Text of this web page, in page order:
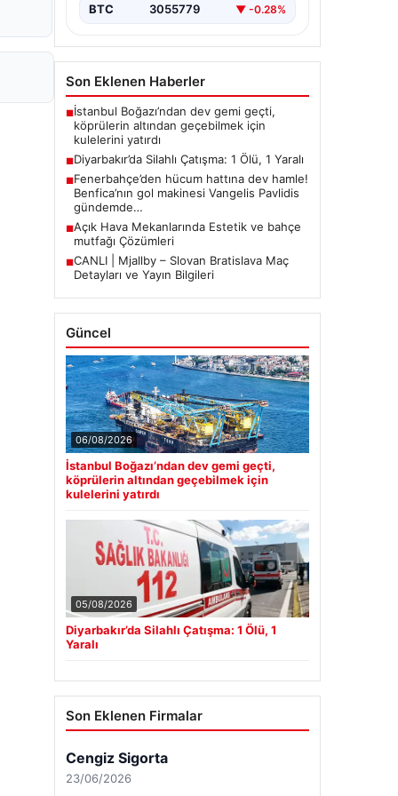
BTC 3055779 ▼ -0.28%
Son Eklenen Haberler
■İstanbul Boğazı’ndan dev gemi geçti,
köprülerin altından geçebilmek için
kulelerini yatırdı
■Diyarbakır’da Silahlı Çatışma: 1 Ölü, 1 Yaralı
■Fenerbahçe’den hücum hattına dev hamle!
Benfica’nın gol makinesi Vangelis Pavlidis
gündemde…
■Açık Hava Mekanlarında Estetik ve bahçe
mutfağı Çözümleri
■CANLI | Mjallby – Slovan Bratislava Maç
Detayları ve Yayın Bilgileri
Güncel
06/08/2026
İstanbul Boğazı’ndan dev gemi geçti,
köprülerin altından geçebilmek için
kulelerini yatırdı
05/08/2026
Diyarbakır’da Silahlı Çatışma: 1 Ölü, 1
Yaralı
Son Eklenen Firmalar
Cengiz Sigorta
23/06/2026